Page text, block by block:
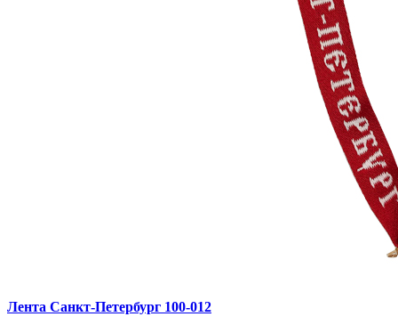
Лента Санкт‑Петербург 100‑012